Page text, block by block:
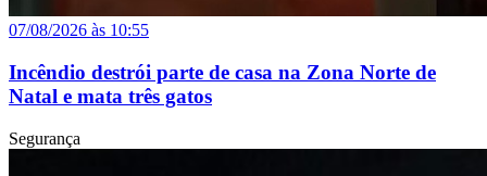
07/08/2026 às 10:55
Incêndio destrói parte de casa na Zona Norte de
Natal e mata três gatos
Segurança